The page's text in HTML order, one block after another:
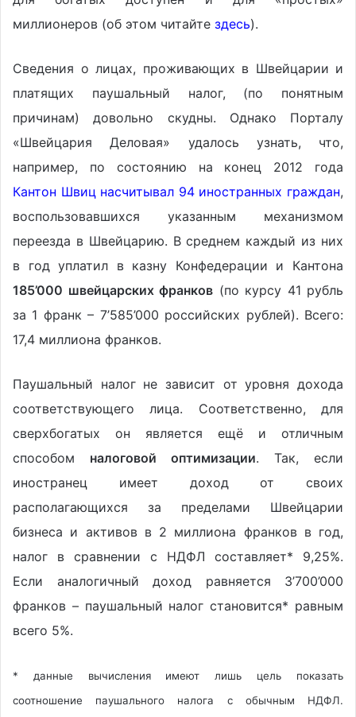
миллионеров (об этом читайте здесь).
Сведения о лицах, проживающих в Швейцарии и
платящих паушальный налог, (по понятным
причинам) довольно скудны. Однако Порталу
«Швейцария Деловая» удалось узнать, что,
например, по состоянию на конец 2012 года
Кантон Швиц насчитывал 94 иностранных граждан,
воспользовавшихся указанным механизмом
переезда в Швейцарию. В среднем каждый из них
в год уплатил в казну Конфедерации и Кантона
185’000 швейцарских франков (по курсу 41 рубль
за 1 франк – 7’585’000 российских рублей). Всего:
17,4 миллиона франков.
Паушальный налог не зависит от уровня дохода
соответствующего лица. Соответственно, для
сверхбогатых он является ещё и отличным
способом налоговой оптимизации. Так, если
иностранец имеет доход от своих
располагающихся за пределами Швейцарии
бизнеса и активов в 2 миллиона франков в год,
налог в сравнении с НДФЛ составляет* 9,25%.
Если аналогичный доход равняется 3’700’000
франков – паушальный налог становится* равным
всего 5%.
* данные вычисления имеют лишь цель показать
соотношение паушального налога с обычным НДФЛ.